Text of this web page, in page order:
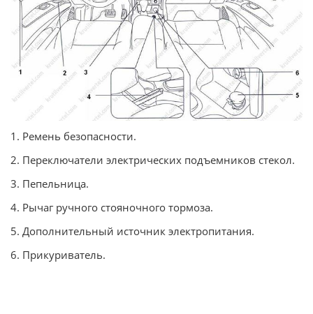
1. Ремень безопасности.
2. Переключатели электрических подъемников стекол.
3. Пепельница.
4. Рычаг ручного стояночного тормоза.
5. Дополнительный источник электропитания.
6. Прикуриватель.